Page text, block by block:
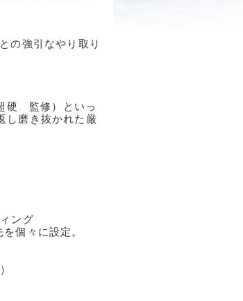
の強引なやり取り
硬 監修）といっ
し磨き抜かれた厳
ング
個々に設定。